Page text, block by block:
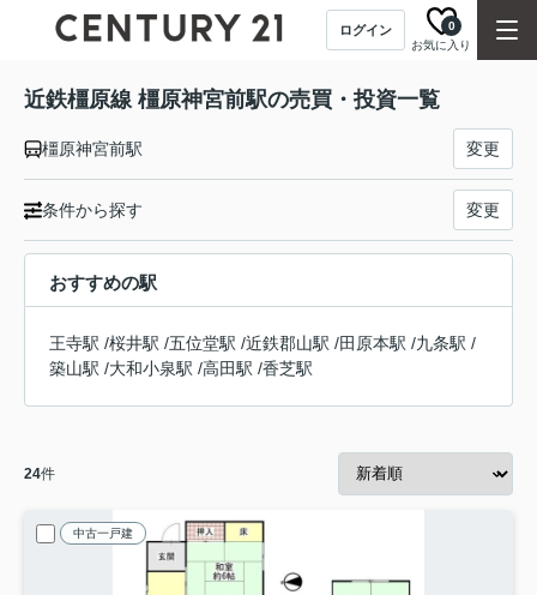
ログイン
お気に入り
0
近鉄橿原線 橿原神宮前駅の売買・投資一覧
橿原神宮前駅 変更
条件から探す 変更
おすすめの駅
王寺駅 /桜井駅 /五位堂駅 /近鉄郡山駅 /田原本駅 /九条駅 /
築山駅 /大和小泉駅 /高田駅 /香芝駅
24件
中古一戸建